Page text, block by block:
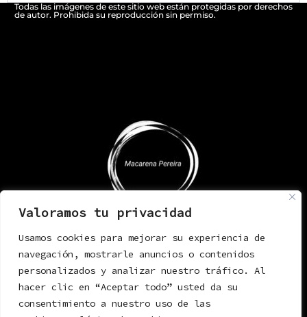
Valoramos tu privacidad
Usamos cookies para mejorar su experiencia de
navegación, mostrarle anuncios o contenidos
personalizados y analizar nuestro tráfico. Al
hacer clic en “Aceptar todo” usted da su
consentimiento a nuestro uso de las
Todas las imágenes de este sitio web están protegidas por derechos
de autor. Prohibida su reproducción sin permiso.